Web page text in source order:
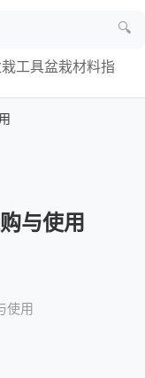
工具盆栽材料指
🔍
与使用
使用